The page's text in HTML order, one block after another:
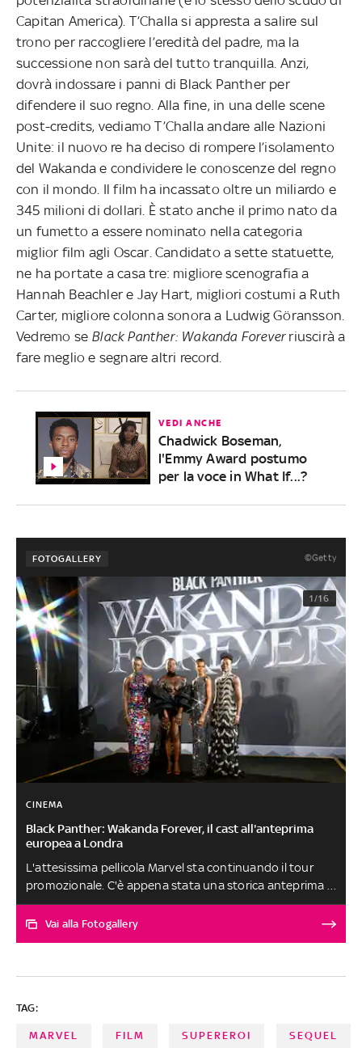
Capitan America). T’Challa si appresta a salire sul
trono per raccogliere l’eredità del padre, ma la
successione non sarà del tutto tranquilla. Anzi,
dovrà indossare i panni di Black Panther per
difendere il suo regno. Alla fine, in una delle scene
post-credits, vediamo T’Challa andare alle Nazioni
Unite: il nuovo re ha deciso di rompere l’isolamento
del Wakanda e condividere le conoscenze del regno
con il mondo. Il film ha incassato oltre un miliardo e
345 milioni di dollari. È stato anche il primo nato da
un fumetto a essere nominato nella categoria
miglior film agli Oscar. Candidato a sette statuette,
ne ha portate a casa tre: migliore scenografia a
Hannah Beachler e Jay Hart, migliori costumi a Ruth
Carter, migliore colonna sonora a Ludwig Göransson.
Vedremo se Black Panther: Wakanda Foreverriuscirà a
fare meglio e segnare altri record.
VEDI ANCHE
Chadwick Boseman,
l'Emmy Award postumo
per la voce in What If...?
FOTOGALLERY ©Getty
1/16
CINEMA
Black Panther: Wakanda Forever, il cast all'anteprima
europea a Londra
L'attesissima pellicola Marvel sta continuando il tour
promozionale. C'è appena stata una storica anteprima a
Lagos, in Nigeria (è la prima volta in assoluto che è un
film Marvel viene presentato in anteprima in Nigeria). Il
Cineworld Leicester Square di Londra la scorsa
ritraggono i protagonisti del film alla presentazione
Vai alla Fotogallery
TAG:
MARVEL FILM SUPEREROI SEQUEL